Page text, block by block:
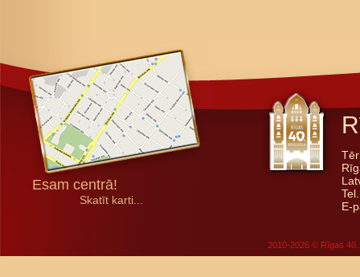
Esam centrā!
Skatīt karti...
E-
2010-2026 © Rīgas